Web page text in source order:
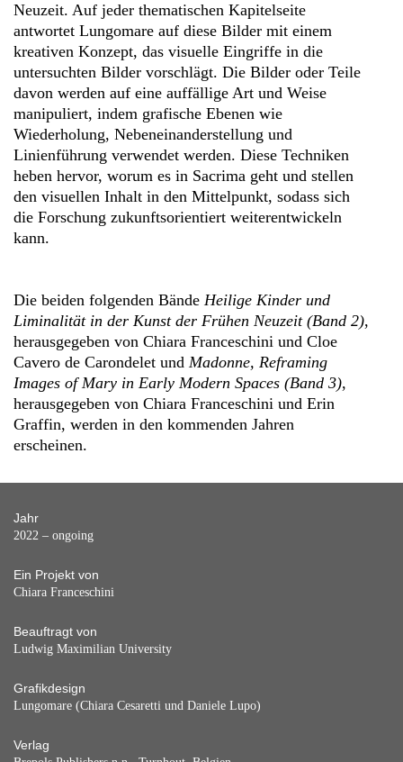
Neuzeit. Auf jeder thematischen Kapitelseite
antwortet Lungomare auf diese Bilder mit einem
kreativen Konzept, das visuelle Eingriffe in die
untersuchten Bilder vorschlägt. Die Bilder oder Teile
davon werden auf eine auffällige Art und Weise
manipuliert, indem grafische Ebenen wie
Wiederholung, Nebeneinanderstellung und
Linienführung verwendet werden. Diese Techniken
heben hervor, worum es in Sacrima geht und stellen
den visuellen Inhalt in den Mittelpunkt, sodass sich
die Forschung zukunftsorientiert weiterentwickeln
kann.
Die beiden folgenden Bände Heilige Kinder und
Liminalität in der Kunst der Frühen Neuzeit (Band 2),
herausgegeben von Chiara Franceschini und Cloe
Cavero de Carondelet und Madonne, Reframing
Images of Mary in Early Modern Spaces (Band 3),
herausgegeben von Chiara Franceschini und Erin
Graffin, werden in den kommenden Jahren
erscheinen.
Jahr
2022 – ongoing
Ein Projekt von
Chiara Franceschini
Beauftragt von
Ludwig Maximilian University
Grafikdesign
Lungomare (Chiara Cesaretti und Daniele Lupo)
Verlag